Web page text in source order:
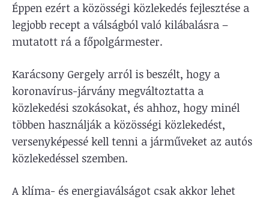
Éppen ezért a közösségi közlekedés fejlesztése a
legjobb recept a válságból való kilábalásra –
mutatott rá a főpolgármester.
Karácsony Gergely arról is beszélt, hogy a
koronavírus-járvány megváltoztatta a
közlekedési szokásokat, és ahhoz, hogy minél
többen használják a közösségi közlekedést,
versenyképessé kell tenni a járműveket az autós
közlekedéssel szemben.
A klíma- és energiaválságot csak akkor lehet